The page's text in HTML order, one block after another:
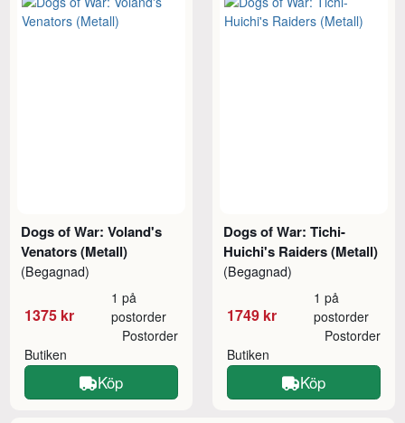
Dogs of War: Voland's
Venators (Metall)
(Begagnad)
1375 kr
1 på
postorder
Butiken
Postorder
Köp
Dogs of War: Tichi-
Huichi's Raiders (Metall)
(Begagnad)
1749 kr
1 på
postorder
Butiken
Postorder
Köp